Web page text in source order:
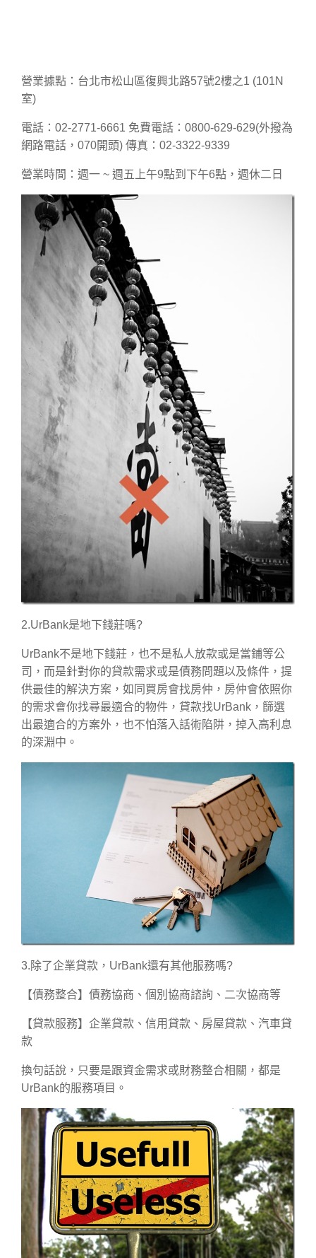
營業據點：台北市松山區復興北路57號2樓之1 (101N
室)
電話：02-2771-6661 免費電話：0800-629-629(外撥為
網路電話，070開頭) 傳真：02-3322-9339
營業時間：週一 ~ 週五上午9點到下午6點，週休二日
2.UrBank是地下錢莊嗎?
UrBank不是地下錢莊，也不是私人放款或是當鋪等公
司，而是針對你的貸款需求或是債務問題以及條件，提
供最佳的解決方案，如同買房會找房仲，房仲會依照你
的需求會你找尋最適合的物件，貸款找UrBank，篩選
出最適合的方案外，也不怕落入話術陷阱，掉入高利息
的深淵中。
3.除了企業貸款，UrBank還有其他服務嗎?
【債務整合】債務協商、個別協商諮詢、二次協商等
【貸款服務】企業貸款、信用貸款、房屋貸款、汽車貸
款
換句話說，只要是跟資金需求或財務整合相關，都是
UrBank的服務項目。